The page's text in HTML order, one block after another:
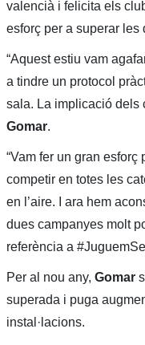
valencià i felicita els
esforç per a superar les
“Aquest estiu vam
a tindre un protocol
sala. La implicació dels
Gomar.
“Vam fer un gran esforç
competir en totes les
en l’aire. I ara hem
dues campanyes molt
referència a
Per al nou any, Gomar
superada i puga
instal·lacions.